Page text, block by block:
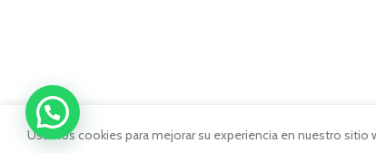
Usamos cookies para mejorar su experiencia en nuestro